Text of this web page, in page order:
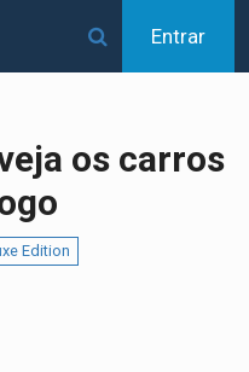
Entrar
os carros
Edition